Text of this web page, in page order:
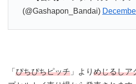
(@Gashapon_Bandai)
「 ぴちぴちピッチ 」より めじるしア